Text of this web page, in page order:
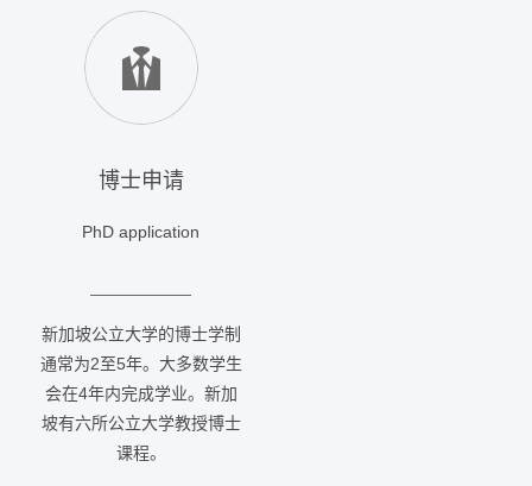
博士申请
PhD application
新加坡公立大学的博士学制
通常为2至5年。大多数学生
会在4年内完成学业。新加
坡有六所公立大学教授博士
课程。